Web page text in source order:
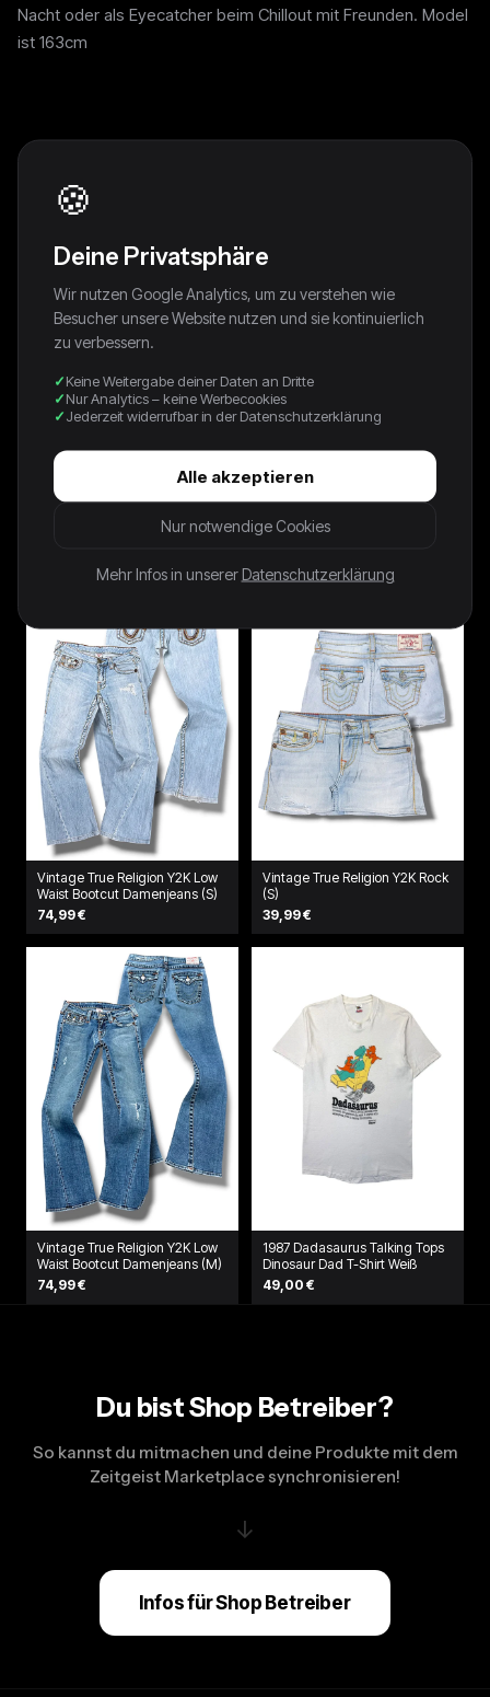
Nacht oder als Eyecatcher beim Chillout mit Freunden. Model
ist 163cm
90s Avanti By C&A Shirt
Photoprint Gestreift Grün
90s Thomas Crickmay Shirt
Photoprint Schwarz
Vintage True Religion Y2K Low
Waist Bootcut Damenjeans (S)
74,99 €
Vintage True Religion Y2K Rock
(S)
39,99 €
Vintage True Religion Y2K Low
Waist Bootcut Damenjeans (M)
74,99 €
1987 Dadasaurus Talking Tops
Dinosaur Dad T-Shirt Weiß
49,00 €
Du bist Shop Betreiber?
So kannst du mitmachen und deine Produkte mit dem
Zeitgeist Marketplace synchronisieren!
↓
Infos für Shop Betreiber
🍪
Deine Privatsphäre
Wir nutzen Google Analytics, um zu verstehen wie
Besucher unsere Website nutzen und sie kontinuierlich
zu verbessern.
Keine Weitergabe deiner Daten an Dritte
Nur Analytics – keine Werbecookies
Jederzeit widerrufbar in der Datenschutzerklärung
Alle akzeptieren
Nur notwendige Cookies
Mehr Infos in unserer Datenschutzerklärung